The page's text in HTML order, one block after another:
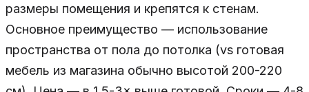
размеры помещения и крепятся к стенам.
Основное преимущество — использование
пространства от пола до потолка (vs готовая
мебель из магазина обычно высотой 200-220